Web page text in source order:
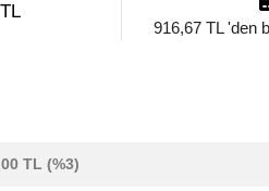
916,67 TL 'den
TL (%3)